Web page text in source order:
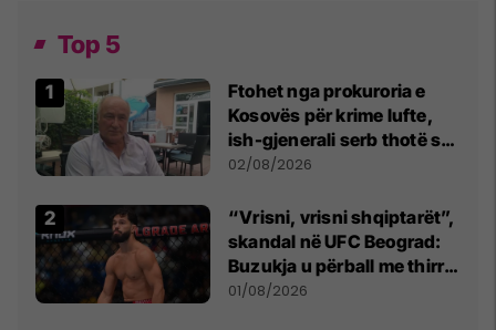
Top 5
Ftohet nga prokuroria e
Kosovës për krime lufte,
ish-gjenerali serb thotë se
dikush e tradhtoi në
02/08/2026
“Vrisni, vrisni shqiptarët”,
skandal në UFC Beograd:
Buzukja u përball me thirrje
anti-shqiptare nga
01/08/2026